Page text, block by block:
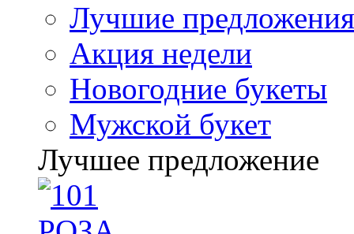
Лучшие предложения
Акция недели
Новогодние букеты
Мужской букет
Лучшее предложение